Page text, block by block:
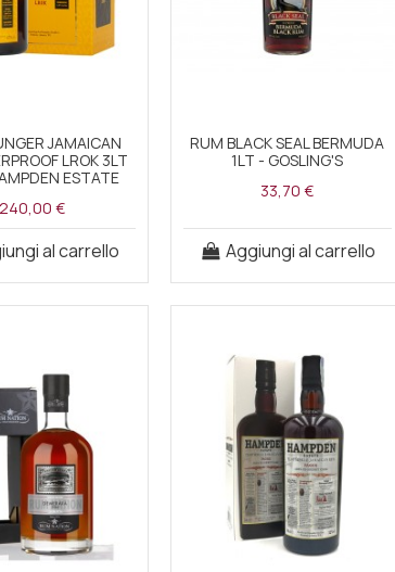
JAMAICAN
LROK 3LT
ESTATE
240,00 €
al carrello
RUM BLACK SEAL BERMUDA
1LT - GOSLING'S
33,70 €
Aggiungi al carrello